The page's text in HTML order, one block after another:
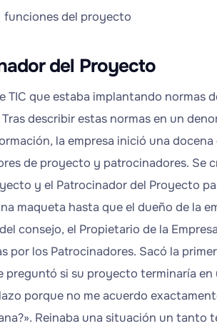
del Proyecto
TIC que estaba implantando normas
describir estas normas en un
la empresa inició una
de proyecto y patrocinadores. Se
y el Patrocinador del Proyecto
maqueta hasta que el dueño de la
consejo, el Propietario de la
por los Patrocinadores. Sacó la
preguntó si su proyecto terminaría
porque no me acuerdo
Reinaba una situación un tanto